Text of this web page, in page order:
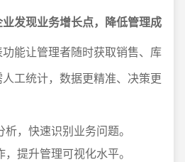
发现业务增长点，降低管理成
能让管理者随时获取销售、库
工统计，数据更精准、决策更
，快速识别业务问题。
提升管理可视化水平。